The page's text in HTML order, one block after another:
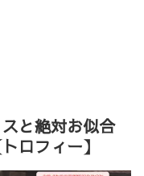
と絶対お似合
ロフィー】